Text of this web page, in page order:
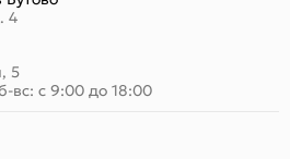
4
5
вс: с 9:00 до 18:00